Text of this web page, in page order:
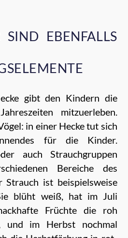
SIND EBENFALLS
gibt den Kindern die
mitzuerleben.
in einer Hecke tut sich
für die Kinder.
auch Strauchgruppen
Bereiche des
Strauch ist beispielsweise
blüht weiß, hat im Juli
Früchte die roh
und im Herbst nochmal